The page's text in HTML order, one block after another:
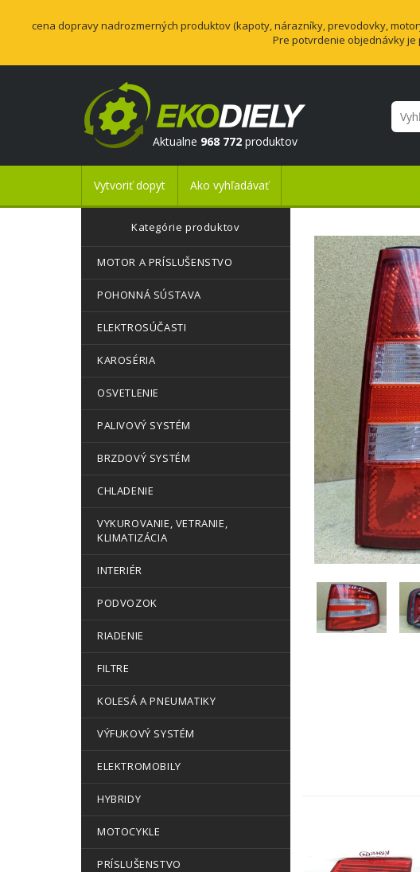
cena dopravy nadrozmerných produktov (kapoty, nárazníky, prevodovky,
Pre potvrdenie objednávky je
Aktualne 968 772 produktov
Vytvoriť dopyt Ako vyhľadávať
Kategórie produktov
MOTOR A PRÍSLUŠENSTVO
POHONNÁ SÚSTAVA
ELEKTROSÚČASTI
KAROSÉRIA
OSVETLENIE
PALIVOVÝ SYSTÉM
BRZDOVÝ SYSTÉM
CHLADENIE
VYKUROVANIE, VETRANIE,
KLIMATIZÁCIA
INTERIÉR
PODVOZOK
RIADENIE
FILTRE
KOLESÁ A PNEUMATIKY
VÝFUKOVÝ SYSTÉM
ELEKTROMOBILY
HYBRIDY
MOTOCYKLE
PRÍSLUŠENSTVO